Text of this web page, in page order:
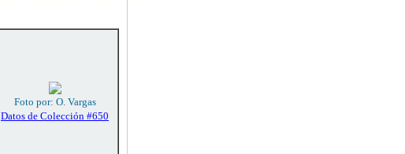
Foto por: O. Vargas
Datos de Colección #650